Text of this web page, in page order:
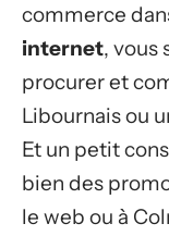
commerce
internet, vous
procurer et
Libournais ou
Et un petit
bien des
le web ou à